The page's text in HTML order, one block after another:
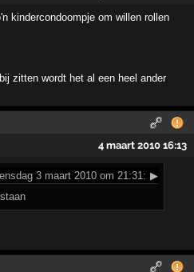
kindercondoompje om willen rollen
zitten wordt het al een heel ander
4 maart 2010 16:13
3 maart 2010 om 21:31: ▶